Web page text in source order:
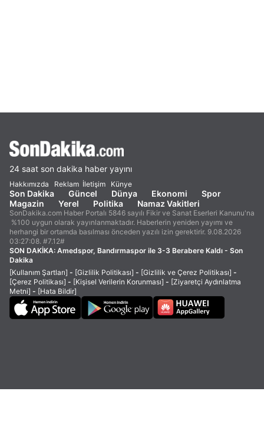
24 saat son dakika haber yayını
Hakkımızda Reklam İletişim Künye
Son Dakika Güncel Dünya Ekonomi
Spor
Magazin
Yerel Politika Namaz Vakitleri
SonDakika.com Haber Portalı 5846 sayılı Fikir ve Sanat Eserleri Kanunu'na
%100 uygun olarak yayınlanmaktadır. Haberlerin yeniden yayımı ve
herhangi bir ortamda basılması önceden yazılı izin gerektirir. 9.08.2026
03:27:08. #7.12#
SON DAKİKA: Amedspor, Bandırmaspor ile 3-3 Berabere Kaldı - Son
Dakika
[Kullanım Şartları] - [Gizlilik Politikası] - [Gizlilik ve Çerez Politikası] -
[Çerez Politikası] - [Kişisel Verilerin Korunması] - [Ziyaretçi Aydınlatma
Metni] - [Hata Bildir]